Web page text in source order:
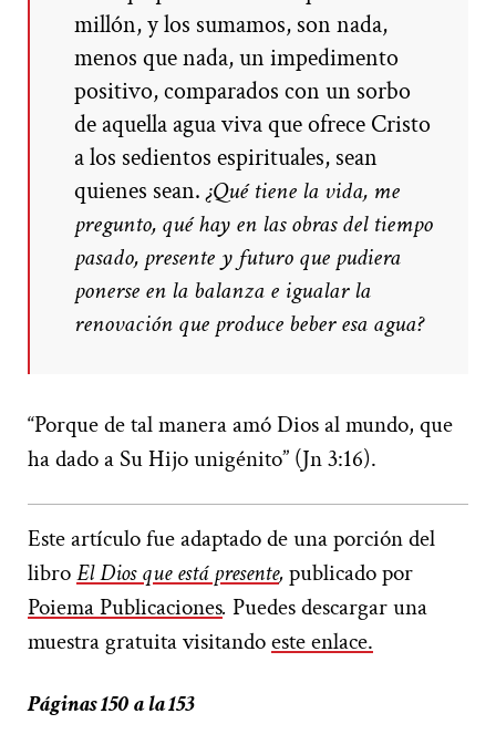
millón, y los sumamos, son nada,
menos que nada, un impedimento
positivo, comparados con un sorbo
de aquella agua viva que ofrece Cristo
a los sedientos espirituales, sean
quienes sean.¿Qué tiene la vida, me
pregunto, qué hay en las obras del tiempo
pasado, presente y futuro que pudiera
ponerse en la balanza e igualar la
renovación que produce beber esa agua?
“Porque de tal manera amó Dios al mundo, que
ha dado a Su Hijo unigénito” (Jn 3:16).
Este artículo fue adaptado de una porción del
libroEl Dios que está presente, publicado por
Poiema Publicaciones. Puedes descargar una
muestra gratuita visitandoeste enlace.
Páginas 150 a la 153